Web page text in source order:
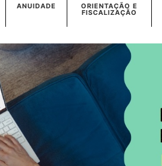
ANUIDADE ORIENTAÇÃO E
FISCALIZAÇÃO